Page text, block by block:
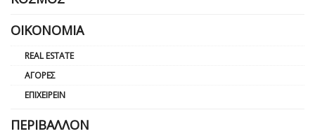
ΟΙΚΟΝΟΜΊΑ
REAL ESTATE
ΑΓΟΡΈΣ
ΕΠΙΧΕΙΡΕΊΝ
ΠΕΡΙΒΆΛΛΟΝ